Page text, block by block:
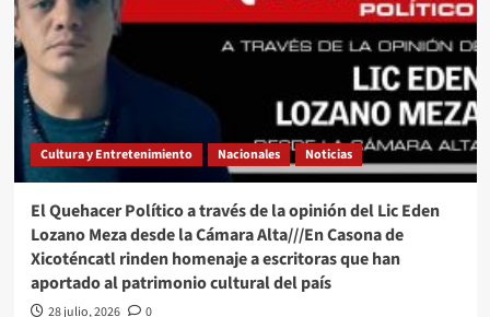
Cultura y Entretenimiento Nacionales Noticias
El Quehacer Político a través de la opinión del Lic Eden
Lozano Meza desde la Cámara Alta///En Casona de
Xicoténcatl rinden homenaje a escritoras que han
aportado al patrimonio cultural del país
28 julio, 2026 0